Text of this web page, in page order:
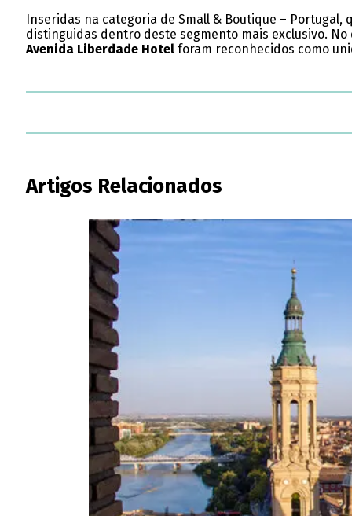
Inseridas na categoria de Small & Boutique –
distinguidas dentro deste segmento mais exclusivo.
Avenida Liberdade Hotelforam reconhecidos como
Artigos Relacionados